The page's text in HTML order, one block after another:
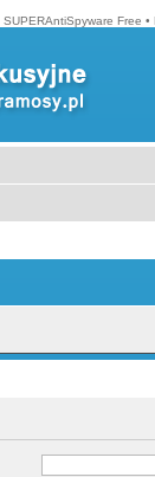
SUPERAntiSpyware Free •